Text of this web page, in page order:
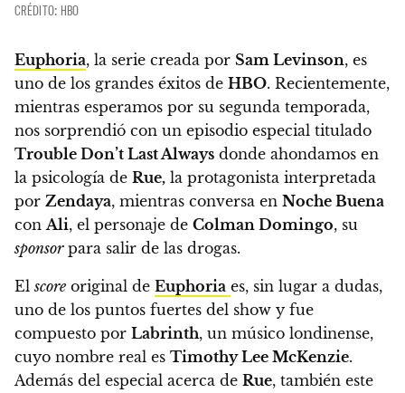
CRÉDITO: HBO
Euphoria, la serie creada por Sam Levinson, es
uno de los grandes éxitos de HBO. Recientemente,
mientras esperamos por su segunda temporada,
nos sorprendió con un episodio especial titulado
Trouble Don’t Last Always donde ahondamos en
la psicología de Rue, la protagonista interpretada
por Zendaya, mientras conversa en Noche Buena
con Ali, el personaje de Colman Domingo, su
sponsorpara salir de las drogas.
Elscore original de Euphoria es, sin lugar a dudas,
uno de los puntos fuertes del show y fue
compuesto por Labrinth, un músico londinense,
cuyo nombre real es Timothy Lee McKenzie.
Además del especial acerca de Rue, también este